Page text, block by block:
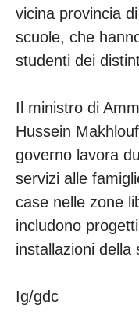
vicina provincia
scuole, che
studenti dei
Il ministro di
Hussein
governo lavora
servizi alle
case nelle zone
includono
installazioni della
Ig/gdc